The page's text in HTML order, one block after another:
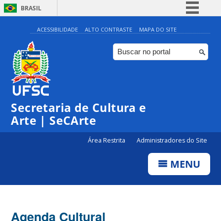
BRASIL
Simplifique!
Comunica BR
Participe
ACESSIBILIDADE ALTO CONTRASTE MAPA DO SITE
Secretaria de Cultura e
Arte | SeCArte
Área Restrita Administradores do Site
MENU
Agenda Cultural
0:00
1:00